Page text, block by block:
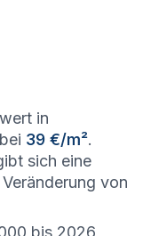
in
39 €/m².
sich eine
von
bis 2026